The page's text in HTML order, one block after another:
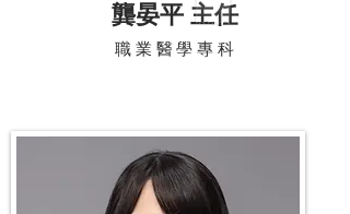
龔晏平 主任
職業醫學專科